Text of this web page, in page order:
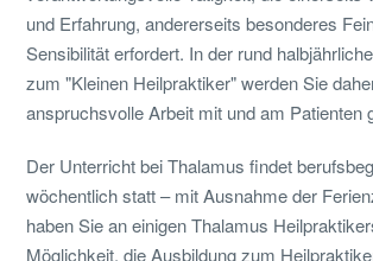
und Erfahrung, andererseits besonderes
Sensibilität erfordert. In der rund
zum "Kleinen Heilpraktiker" werden Sie
anspruchsvolle Arbeit mit und am Patienten
Der Unterricht bei Thalamus findet
wöchentlich statt – mit Ausnahme der
haben Sie an einigen Thalamus
Möglichkeit, die Ausbildung zum